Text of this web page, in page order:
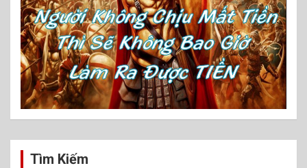
Tìm Kiếm